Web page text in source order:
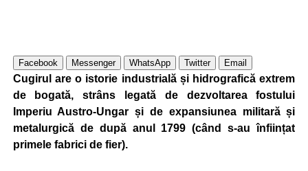
Facebook Messenger WhatsApp Twitter Email
Cugirul are o istorie industrială și hidrografică extrem
de bogată, strâns legată de dezvoltarea fostului
Imperiu Austro-Ungar și de expansiunea militară și
metalurgică de după anul 1799 (când s-au înființat
primele fabrici de fier).